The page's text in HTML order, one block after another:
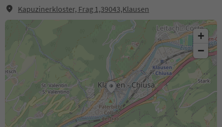
Kapuzinerkloster, Frag 1,39043,Klausen
+
−